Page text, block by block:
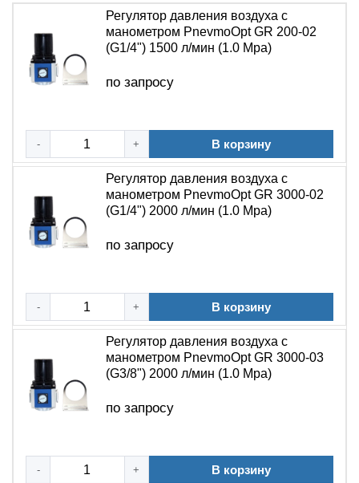
КИПиА и монтажниками систем подготовки воздуха.
Технические характеристики
Серия: GR
Диапазон регулировки давления: 0.05 – 0.85 МПа
Рабочая температура: от +5 до +80 °C
Материал корпуса: алюминиевый сплав с
металлическими резьбовыми вставками
Манометр: встроенный в корпус
Пропускная способность: уточняется в
зависимости от исполнения
Назначение регулятора давления GR
Регулятор давления воздуха с манометром PnevmoOpt
GR предназначен для защиты пневматических систем
от колебаний давления и поддержания стабильного
давления на выходе. Основная функция устройства —
воздуха. Применение регулятора в системах
Регулятор давления воздуха с
манометром PnevmoOpt GR 200-02
(G1/4") 1500 л/мин (1.0 Mpa)
по запросу
- + В корзину
Регулятор давления воздуха с
манометром PnevmoOpt GR 3000-02
(G1/4") 2000 л/мин (1.0 Mpa)
по запросу
- + В корзину
Регулятор давления воздуха с
манометром PnevmoOpt GR 3000-03
(G3/8") 2000 л/мин (1.0 Mpa)
по запросу
- + В корзину